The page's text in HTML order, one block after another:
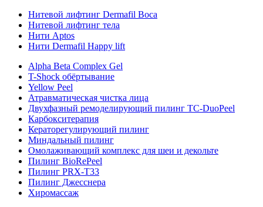
Нитевой лифтинг Dermafil Boca
Нитевой лифтинг тела
Нити Aptos
Нити Dermafil Happy lift
Alpha Beta Complex Gel
T-Shock обёртывание
Yellow Peel
Атравматическая чистка лица
Двухфазный ремоделирующий пилинг TC-DuoPeel
Карбокситерапия
Кераторегулирующий пилинг
Миндальный пилинг
Омолаживающий комплекс для шеи и декольте
Пилинг BioRePeel
Пилинг PRX-T33
Пилинг Джесснера
Хиромассаж